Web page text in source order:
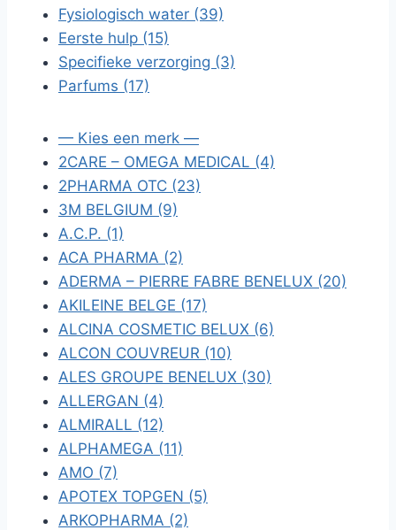
Fysiologisch water (39)
Eerste hulp (15)
Specifieke verzorging (3)
Parfums (17)
— Kies een merk —
2CARE – OMEGA MEDICAL (4)
2PHARMA OTC (23)
3M BELGIUM (9)
A.C.P. (1)
ACA PHARMA (2)
ADERMA – PIERRE FABRE BENELUX (20)
AKILEINE BELGE (17)
ALCINA COSMETIC BELUX (6)
ALCON COUVREUR (10)
ALES GROUPE BENELUX (30)
ALLERGAN (4)
ALMIRALL (12)
ALPHAMEGA (11)
AMO (7)
APOTEX TOPGEN (5)
ARKOPHARMA (2)